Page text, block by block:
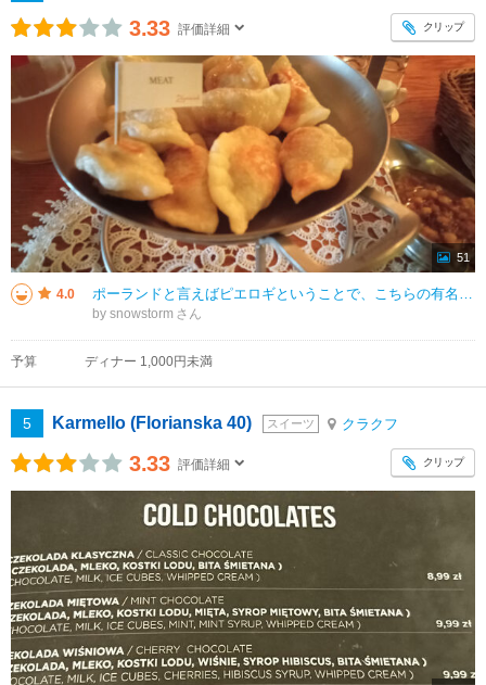
3.33 評価詳細 クリップ
51
4.0 ポーランドと言えばピエロギということで、こちらの有名店に。 夕食時間帯で混んでいるかと思いましたが、旧市街北側の店舗は19：00過ぎでもすぐに入店できました。 焼きピエロギが美味しいとのことで9個セットのものとビールを
by snowstorm
予算 ディナー 1,000円未満
5 Karmello (Florianska 40) スイーツ クラクフ
3.33 評価詳細 クリップ